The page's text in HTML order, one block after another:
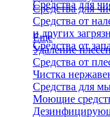
Средства для
Средства для
Средства от
и других
Средства от
Еще
Удаление
Средства от
Чистка
Средства для
Моющие